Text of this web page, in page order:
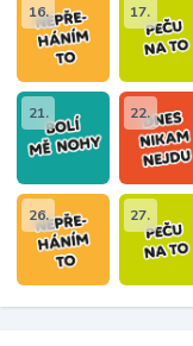
16. 17.
21. 22.
26. 27.